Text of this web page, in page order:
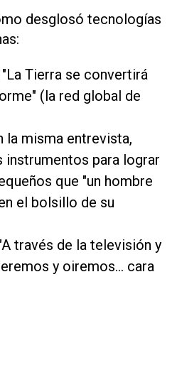
desglosó tecnologías
"La Tierra se convertirá
(la red global de
la misma entrevista,
para lograr
que "un hombre
el bolsillo de su
través de la televisión y
y oiremos... cara